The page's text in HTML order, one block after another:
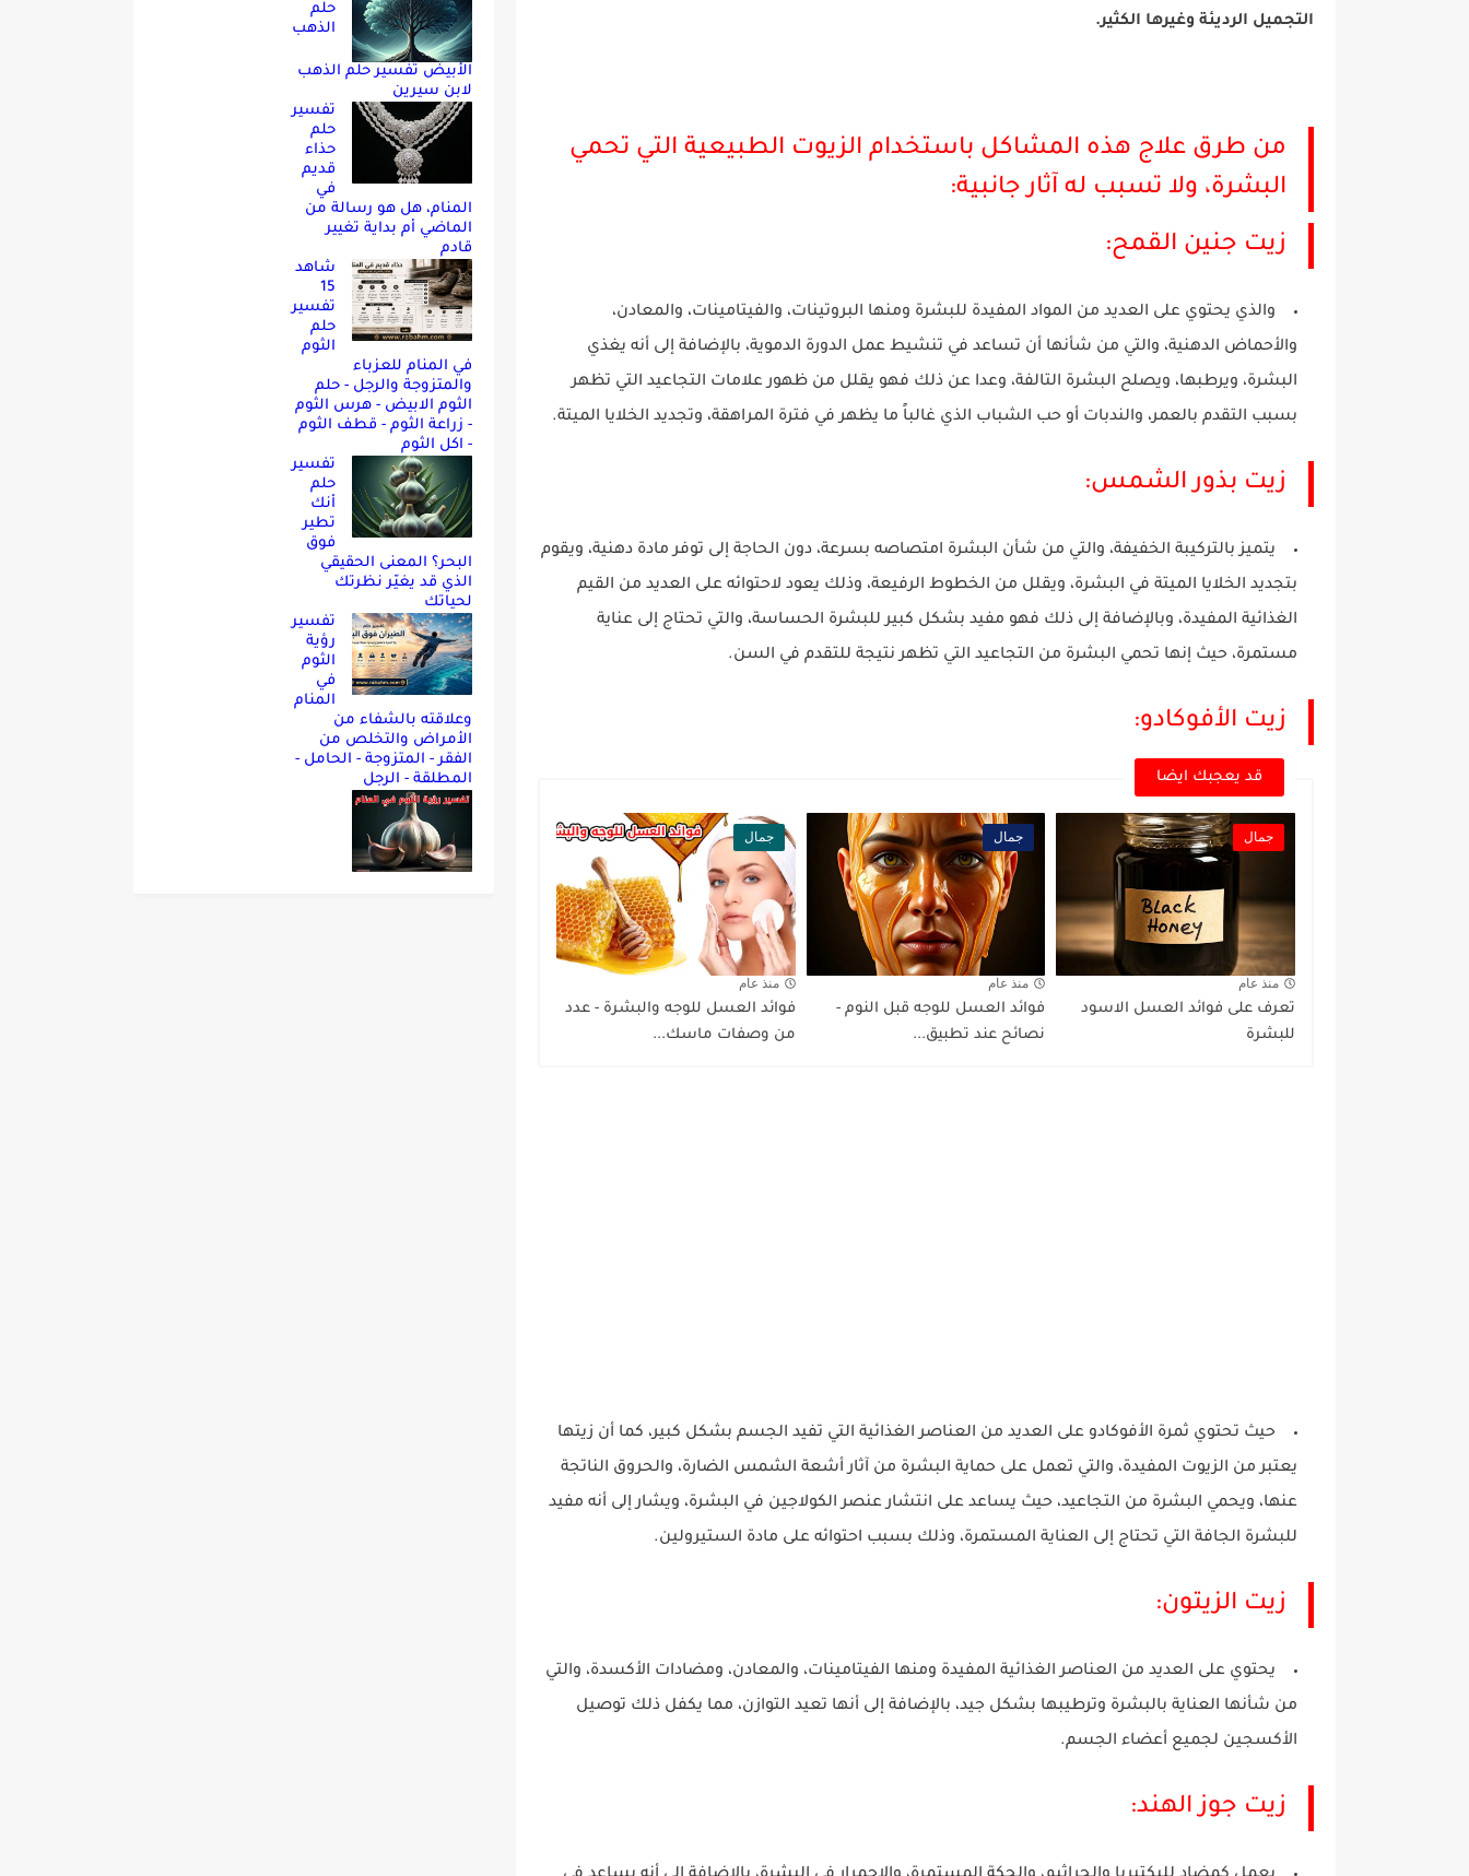
التجميل الرديئة وغيرها الكثير.
من طرق علاج هذه المشاكل باستخدام الزيوت الطبيعية التي تحمي
البشرة، ولا تسبب له آثار جانبية:
زيت جنين القمح:
والذي يحتوي على العديد من المواد المفيدة للبشرة ومنها البروتينات، والفيتامينات، والمعادن،
والأحماض الدهنية، والتي من شأنها أن تساعد في تنشيط عمل الدورة الدموية، بالإضافة إلى أنه يغذي
البشرة، ويرطبها، ويصلح البشرة التالفة، وعدا عن ذلك فهو يقلل من ظهور علامات التجاعيد التي تظهر
بسبب التقدم بالعمر، والندبات أو حب الشباب الذي غالباً ما يظهر في فترة المراهقة، وتجديد الخلايا الميتة.
زيت بذور الشمس:
يتميز بالتركيبة الخفيفة، والتي من شأن البشرة امتصاصه بسرعة، دون الحاجة إلى توفر مادة دهنية، ويقوم
بتجديد الخلايا الميتة في البشرة، ويقلل من الخطوط الرفيعة، وذلك يعود لاحتوائه على العديد من القيم
الغذائية المفيدة، وبالإضافة إلى ذلك فهو مفيد بشكل كبير للبشرة الحساسة، والتي تحتاج إلى عناية
مستمرة، حيث إنها تحمي البشرة من التجاعيد التي تظهر نتيجة للتقدم في السن.
زيت الأفوكادو:
قد يعجبك ايضا
جمال
منذ عام
تعرف على فوائد العسل الاسود
للبشرة
جمال
منذ عام
فوائد العسل للوجه قبل النوم -
نصائح عند تطبيق...
جمال
منذ عام
فوائد العسل للوجه والبشرة - عدد
من وصفات ماسك...
حيث تحتوي ثمرة الأفوكادو على العديد من العناصر الغذائية التي تفيد الجسم بشكل كبير، كما أن زيتها
يعتبر من الزيوت المفيدة، والتي تعمل على حماية البشرة من آثار أشعة الشمس الضارة، والحروق الناتجة
عنها، ويحمي البشرة من التجاعيد، حيث يساعد على انتشار عنصر الكولاجين في البشرة، ويشار إلى أنه مفيد
للبشرة الجافة التي تحتاج إلى العناية المستمرة، وذلك بسبب احتوائه على مادة الستيرولين.
زيت الزيتون:
يحتوي على العديد من العناصر الغذائية المفيدة ومنها الفيتامينات، والمعادن، ومضادات الأكسدة، والتي
من شأنها العناية بالبشرة وترطيبها بشكل جيد، بالإضافة إلى أنها تعيد التوازن، مما يكفل ذلك توصيل
الأكسجين لجميع أعضاء الجسم.
زيت جوز الهند:
حلم
الذهب
الأبيض تفسير حلم الذهب
لابن سيرين
تفسير
حلم
حذاء
قديم
في
المنام، هل هو رسالة من
الماضي أم بداية تغيير
قادم
شاهد
15
تفسير
حلم
الثوم
في المنام للعزباء
والمتزوجة والرجل - حلم
الثوم الابيض - هرس الثوم
- زراعة الثوم - قطف الثوم
- اكل الثوم
تفسير
حلم
أنك
تطير
فوق
البحر؟ المعنى الحقيقي
الذي قد يغيّر نظرتك
لحياتك
تفسير
رؤية
الثوم
في
المنام
وعلاقته بالشفاء من
الأمراض والتخلص من
الفقر - المتزوجة - الحامل -
المطلقة - الرجل